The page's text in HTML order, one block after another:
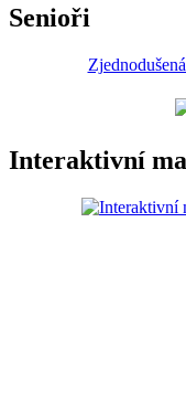
Senioři
Interaktivní